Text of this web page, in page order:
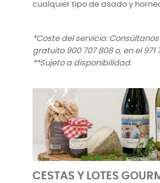
cualquier tipo de asado y
*Coste del servicio:
gratuito 900 707 808 o, en el 971
**Sujeto a disponibilidad.
CESTAS Y LOTES